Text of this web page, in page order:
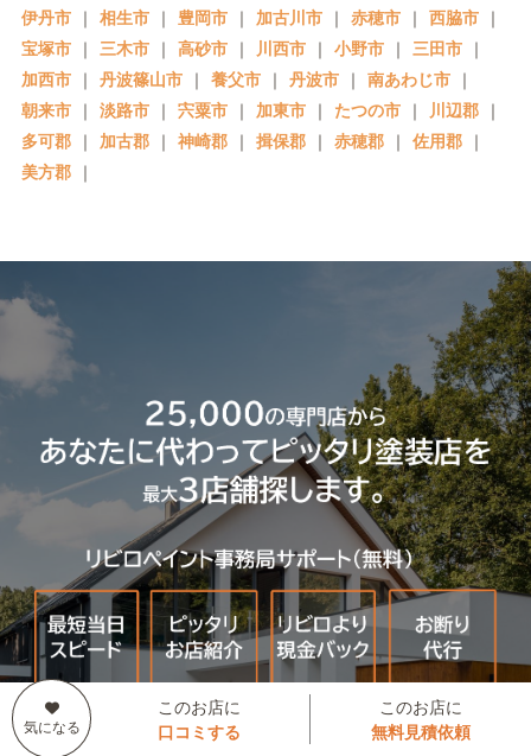
このお店に
口コミする
このお店に
無料見積依頼
伊丹市 ｜ 相生市 ｜ 豊岡市 ｜ 加古川市 ｜ 赤穂市 ｜ 西脇市 ｜
宝塚市 ｜ 三木市 ｜ 高砂市 ｜ 川西市 ｜ 小野市 ｜ 三田市 ｜
加西市 ｜ 丹波篠山市 ｜ 養父市 ｜ 丹波市 ｜ 南あわじ市 ｜
朝来市 ｜ 淡路市 ｜ 宍粟市 ｜ 加東市 ｜ たつの市 ｜ 川辺郡 ｜
多可郡 ｜ 加古郡 ｜ 神崎郡 ｜ 揖保郡 ｜ 赤穂郡 ｜ 佐用郡 ｜
美方郡 ｜